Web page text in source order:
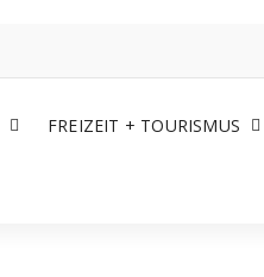
FREIZEIT + TOURISMUS